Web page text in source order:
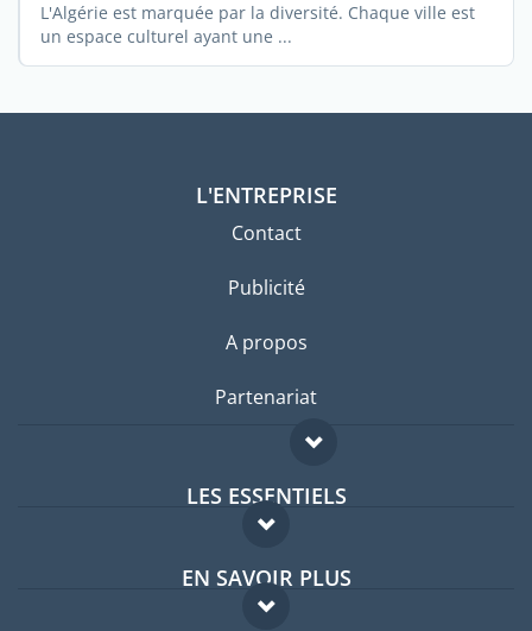
L'Algérie est marquée par la diversité. Chaque ville est
un espace culturel ayant une ...
L'ENTREPRISE
Contact
Publicité
A propos
Partenariat
LES ESSENTIELS
Forum expatriés
Guides pays
EN SAVOIR PLUS
FAQ